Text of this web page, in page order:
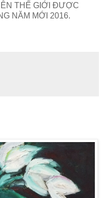
THẾ GIỚI ĐƯỢC
NĂM MỚI 2016.